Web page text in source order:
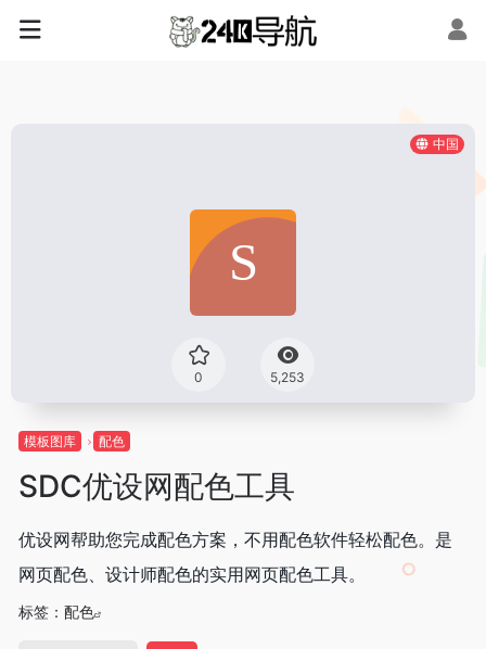
中国
0 5,253
模板图库 配色
SDC优设网配色工具
优设网帮助您完成配色方案，不用配色软件轻松配色。是
网页配色、设计师配色的实用网页配色工具。
标签： 配色